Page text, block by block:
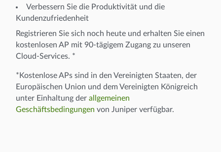
Verbessern Sie die Produktivität und die
Kundenzufriedenheit
Registrieren Sie sich noch heute und erhalten Sie einen
kostenlosen AP mit 90-tägigem Zugang zu unseren
Cloud-Services. *
*Kostenlose APs sind in den Vereinigten Staaten, der
Europäischen Union und dem Vereinigten Königreich
unter Einhaltung der allgemeinen
Geschäftsbedingungen von Juniper verfügbar.